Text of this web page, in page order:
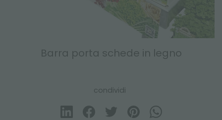
Barra porta schede in legno
condividi